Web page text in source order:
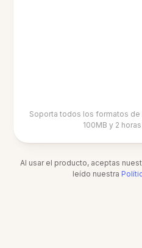
Soporta todos los formatos
100MB y 2
Al usar el producto, aceptas
leído nuestra